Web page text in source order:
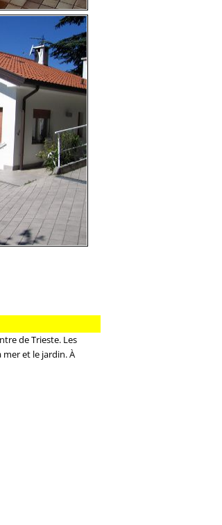
de Trieste. Les
et le jardin. À